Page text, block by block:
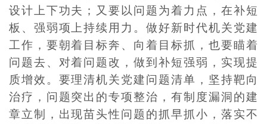
设计上下功夫；又要以问题为着力点，在补短
板、强弱项上持续用力。做好新时代机关党建
工作，要朝着目标奔、向着目标抓，也要瞄着
问题去、对着问题改，做到补短强弱，实现提
质增效。要理清机关党建问题清单，坚持靶向
治疗，问题突出的专项整治，有制度漏洞的建
章立制，出现苗头性问题的抓早抓小，落实不